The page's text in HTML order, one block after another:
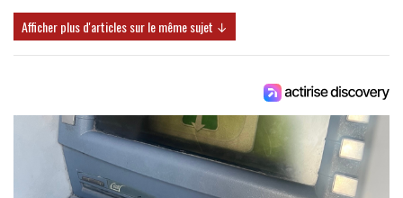
Afficher plus d'articles sur le même sujet ↓